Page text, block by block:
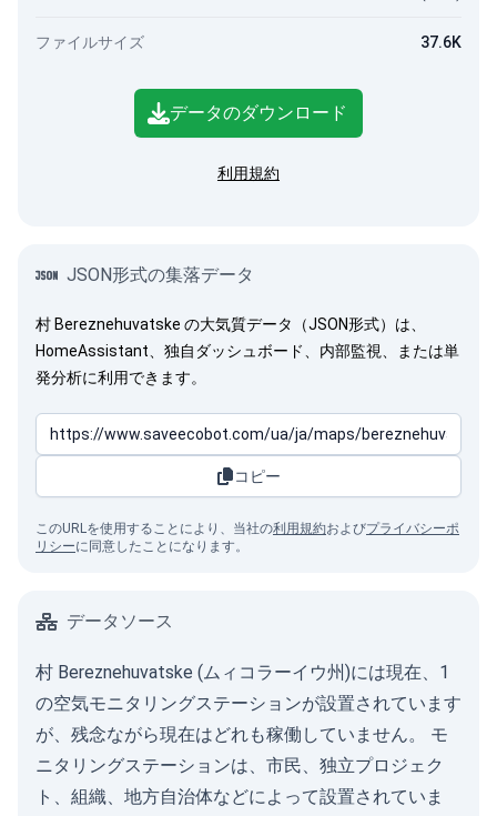
ファイルサイズ 37.6K
データのダウンロード
利用規約
JSON形式の集落データ
村 Bereznehuvatske の大気質データ（JSON形式）は、
HomeAssistant、独自ダッシュボード、内部監視、または単
発分析に利用できます。
コピー
このURLを使用することにより、当社の利用規約およびプライバシーポ
リシーに同意したことになります。
データソース
村 Bereznehuvatske (ムィコラーイウ州)には現在、1
の空気モニタリングステーションが設置されています
が、残念ながら現在はどれも稼働していません。 モ
ニタリングステーションは、市民、独立プロジェク
ト、組織、地方自治体などによって設置されていま